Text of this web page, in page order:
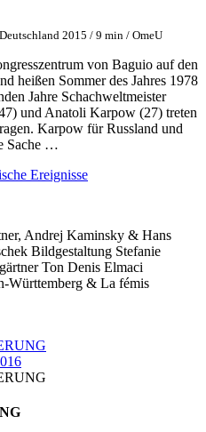
2015 / 9 min / OmeU
von Baguio auf den
heißen Sommer des Jahres 1978
Jahre Schachweltmeister
und Anatoli Karpow (27) treten
Karpow für Russland und
Sache …
Ereignisse
Andrej Kaminsky & Hans
Bildgestaltung Stefanie
Ton Denis Elmaci
Württemberg & La fémis